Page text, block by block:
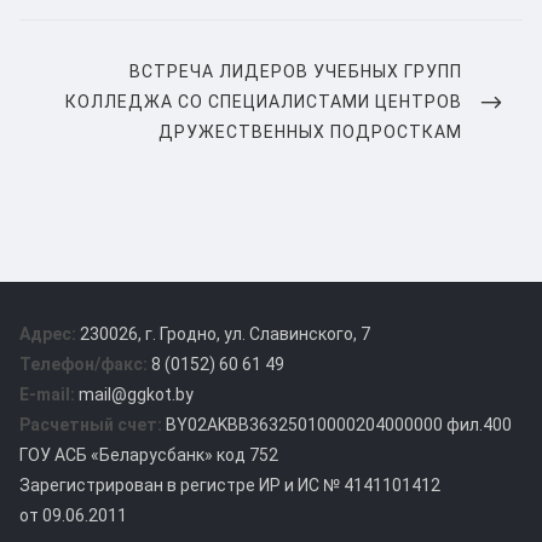
NEXT
POST
ВСТРЕЧА ЛИДЕРОВ УЧЕБНЫХ ГРУПП
КОЛЛЕДЖА СО СПЕЦИАЛИСТАМИ ЦЕНТРОВ
ДРУЖЕСТВЕННЫХ ПОДРОСТКАМ
Адрес: 230026, г. Гродно, ул. Славинского, 7
Телефон/факс: 8 (0152) 60 61 49
E-mail: mail@ggkot.by
Расчетный счет: BY02AKBB36325010000204000000 фил.400
ГОУ АСБ «Беларусбанк» код 752
Зарегистрирован в регистре ИР и ИС № 4141101412
от 09.06.2011